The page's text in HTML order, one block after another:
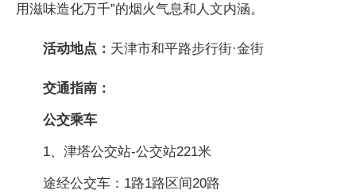
用滋味造化万千”的烟火气息和人文内涵。
活动地点： 天津市和平路步行街·金街
交通指南：
公交乘车
1、津塔公交站-公交站221米
途经公交车：1路1路区间20路